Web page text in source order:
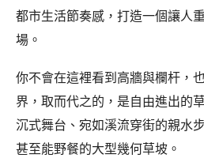
都市生活節奏感，打造一個讓人
場。
你不會在這裡看到高牆與欄杆，
界，取而代之的，是自由進出的
沉式舞台、宛如溪流穿街的親水
甚至能野餐的大型幾何草坡。